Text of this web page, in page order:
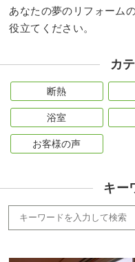
あなたの夢のリフォーム
役立てください。
カ
断熱
浴室
お客様の声
キー